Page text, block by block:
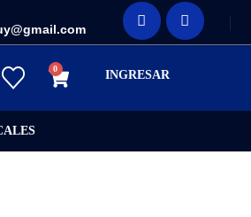
0 INGRESAR